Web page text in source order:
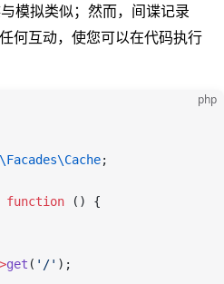
模拟类似；然而，间谍记录
何互动，使您可以在代码执行
php
Cache;
function ()
{
get ( '/' );